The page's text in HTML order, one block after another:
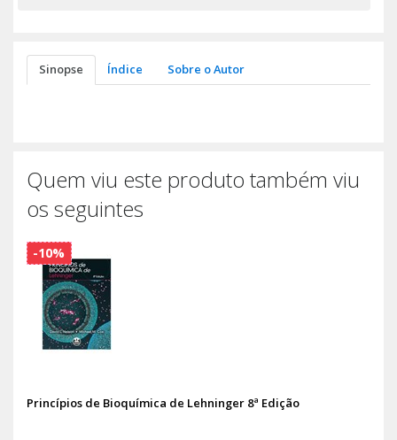
Sinopse Índice Sobre o Autor
Quem viu este produto também viu
os seguintes
Princípios de Bioquímica de Lehninger 8ª Edição
-10%